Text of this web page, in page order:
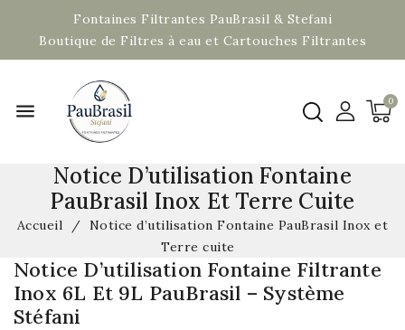
Fontaines Filtrantes PauBrasil & Stefani
Boutique de Filtres à eau et Cartouches Filtrantes
menu
Notice D’utilisation Fontaine
PauBrasil Inox Et Terre Cuite
Accueil
Notice d’utilisation Fontaine PauBrasil Inox et
Terre cuite
Notice D’utilisation Fontaine Filtrante
Inox 6L Et 9L PauBrasil – Système
Stéfani